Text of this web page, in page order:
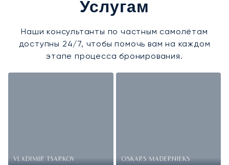
Услугам
Наши консультанты по частным самолётам
доступны 24/7, чтобы помочь вам на каждом
этапе процесса бронирования.
VLADIMIR TSARKOV OSKARS MADERNIEKS